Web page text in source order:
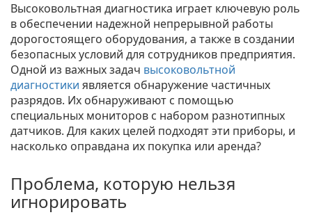
Высоковольтная диагностика играет ключевую роль
в обеспечении надежной непрерывной работы
дорогостоящего оборудования, а также в создании
безопасных условий для сотрудников предприятия.
Одной из важных задач высоковольтной
диагностики является обнаружение частичных
разрядов. Их обнаруживают с помощью
специальных мониторов с набором разнотипных
датчиков. Для каких целей подходят эти приборы, и
насколько оправдана их покупка или аренда?
Проблема, которую нельзя
игнорировать